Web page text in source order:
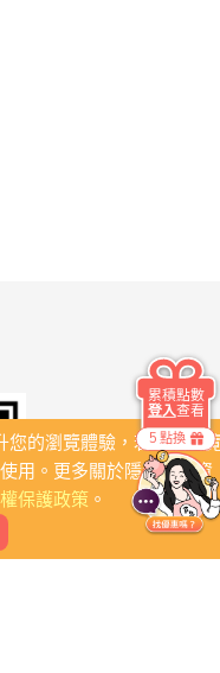
您的瀏覽體驗，若繼續瀏
用。更多關於隱私保護資
保護政策。
5 點換
累積點數
登入查看